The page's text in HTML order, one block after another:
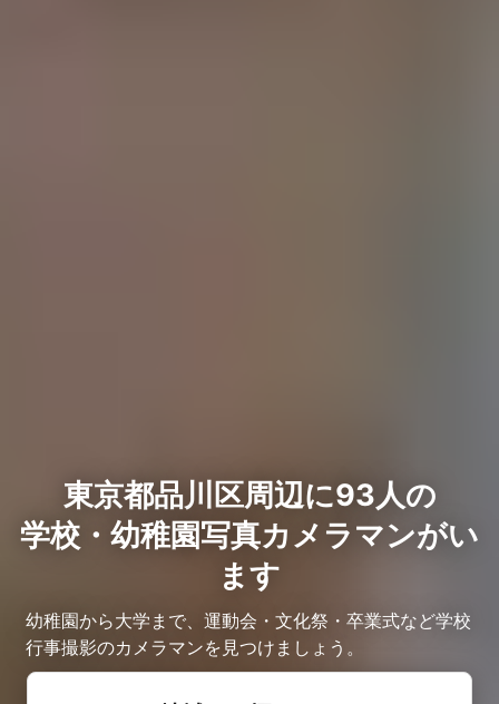
東京都品川区周辺に93人の
学校・幼稚園写真カメラマンがい
ます
幼稚園から大学まで、運動会・文化祭・卒業式など学校
行事撮影のカメラマンを見つけましょう。